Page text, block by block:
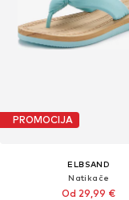
PROMOCIJA
ELBSAND
Natikače
Od 29,99 €